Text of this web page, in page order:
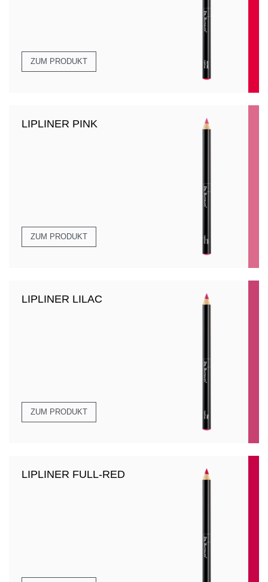
ZUM PRODUKT
LIPLINER PINK
ZUM PRODUKT
LIPLINER LILAC
ZUM PRODUKT
LIPLINER FULL-RED